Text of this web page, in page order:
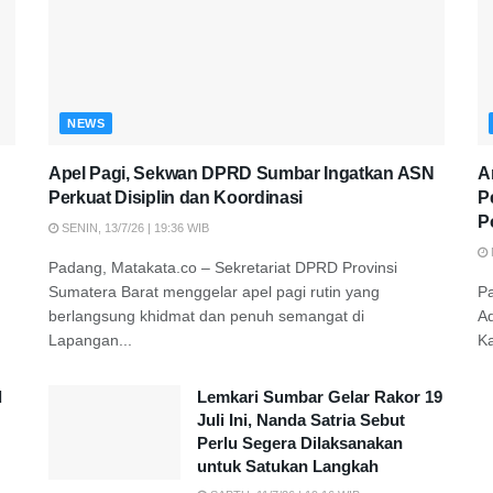
NEWS
Apel Pagi, Sekwan DPRD Sumbar Ingatkan ASN
Perkuat Disiplin dan Koordinasi
SENIN, 13/7/26 | 19:36 WIB
Padang, Matakata.co – Sekretariat DPRD Provinsi
Sumatera Barat menggelar apel pagi rutin yang
berlangsung khidmat dan penuh semangat di
Lapangan...
Lemkari Sumbar Gelar Rakor 19
Juli Ini, Nanda Satria Sebut
Perlu Segera Dilaksanakan
untuk Satukan Langkah